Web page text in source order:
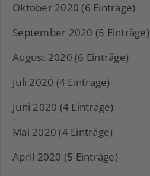
Oktober 2020 (6 Einträge)
September 2020 (5 Einträge)
August 2020 (6 Einträge)
Juli 2020 (4 Einträge)
Juni 2020 (4 Einträge)
Mai 2020 (4 Einträge)
April 2020 (5 Einträge)